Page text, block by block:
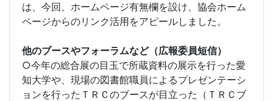
は、今回、ホームページ有無欄を設け、協会ホーム
ページからのリンク活用をアピールしました。
他のブースやフォーラムなど（広報委員短信）
○今年の総合展の目玉で所蔵資料の展示を行った愛
知大学や、現場の図書館職員によるプレゼンテーシ
ョンを行ったＴＲＣのブースが目立った（ＴＲＣブ